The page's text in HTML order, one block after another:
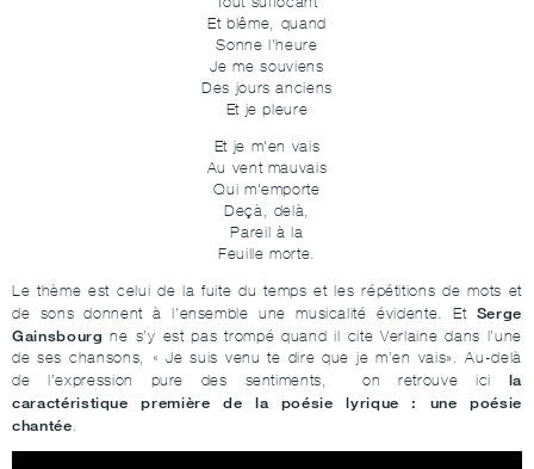
Et blême, quand
Sonne l'heure
Je me souviens
Des jours anciens
Et je pleure
Et je m'en vais
Au vent mauvais
Qui m'emporte
Deçà, delà,
Pareil à la
Feuille morte.
Le thème est celui de la fuite du temps et les répétitions de mots et
de sons donnent à l’ensemble une musicalité évidente. Et Serge
Gainsbourg ne s’y est pas trompé quand il cite Verlaine dans l’une
de ses chansons, « Je suis venu te dire que je m’en vais». Au-delà
de l’expression pure des sentiments, on retrouve ici la
caractéristique première de la poésie lyrique : une poésie
chantée.